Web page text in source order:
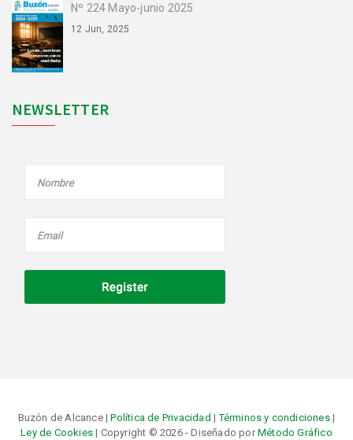
Nº 224 Mayo-junio 2025
12 Jun, 2025
NEWSLETTER
Buzón de Alcance |Política de Privacidad |Términos y condiciones|
Ley de Cookies | Copyright © 2026 - Diseñado porMétodo Gráfico